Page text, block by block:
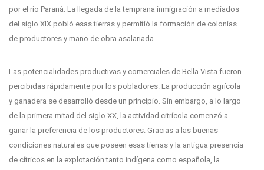
por el río Paraná. La llegada de la temprana inmigración a mediados
del siglo XIX pobló esas tierras y permitió la formación de colonias
de productores y mano de obra asalariada.
Las potencialidades productivas y comerciales de Bella Vista fueron
percibidas rápidamente por los pobladores. La producción agrícola
y ganadera se desarrolló desde un principio. Sin embargo, a lo largo
de la primera mitad del siglo XX, la actividad citrícola comenzó a
ganar la preferencia de los productores. Gracias a las buenas
condiciones naturales que poseen esas tierras y la antigua presencia
de cítricos en la explotación tanto indígena como española, la